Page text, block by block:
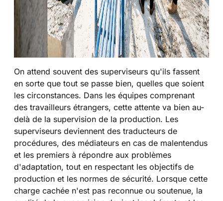
On attend souvent des superviseurs qu'ils fassent
en sorte que tout se passe bien, quelles que soient
les circonstances. Dans les équipes comprenant
des travailleurs étrangers, cette attente va bien au-
delà de la supervision de la production. Les
superviseurs deviennent des traducteurs de
procédures, des médiateurs en cas de malentendus
et les premiers à répondre aux problèmes
d'adaptation, tout en respectant les objectifs de
production et les normes de sécurité. Lorsque cette
charge cachée n'est pas reconnue ou soutenue, la